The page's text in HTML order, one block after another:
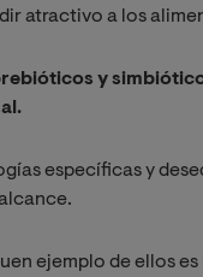
atractivo a los
y
específicas y
ejemplo de ellos es